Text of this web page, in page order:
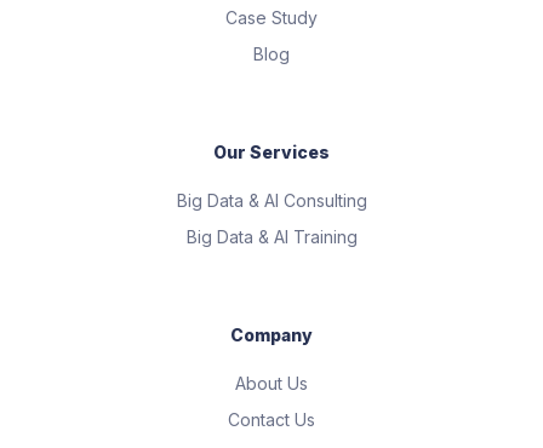
Case Study
Blog
Our Services
Big Data & AI Consulting
Big Data & AI Training
Company
About Us
Contact Us